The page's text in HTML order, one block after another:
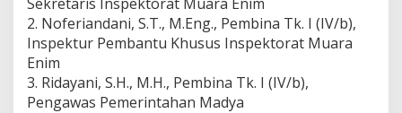
2. Noferiandani, S.T., M.Eng., Pembina Tk. I (IV/b),
Inspektur Pembantu Khusus Inspektorat Muara
Enim
3. Ridayani, S.H., M.H., Pembina Tk. I (IV/b),
Pengawas Pemerintahan Madya